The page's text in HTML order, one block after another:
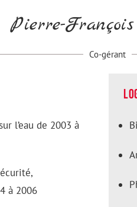
Pierre-François
Co-gérant
l’eau de 2003 à
à 2006